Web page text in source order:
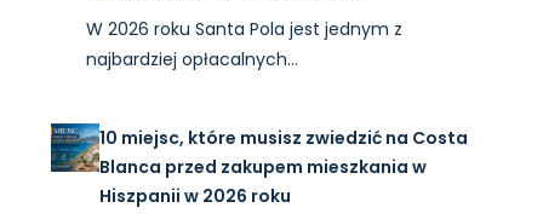
W 2026 roku Santa Pola jest jednym z
najbardziej opłacalnych…
10 miejsc, które musisz zwiedzić na Costa
Blanca przed zakupem mieszkania w
Hiszpanii w 2026 roku